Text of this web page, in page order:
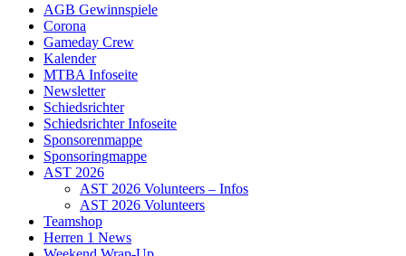
AGB Gewinnspiele
Corona
Gameday Crew
Kalender
MTBA Infoseite
Newsletter
Schiedsrichter
Schiedsrichter Infoseite
Sponsorenmappe
Sponsoringmappe
AST 2026
AST 2026 Volunteers – Infos
AST 2026 Volunteers
Teamshop
Herren 1 News